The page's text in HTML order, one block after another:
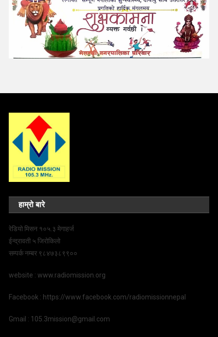
हाम्रो बारे
रेडियो मिसन १०५.३ मेगाहर्ज
ईन्द्रावती ५ जिरोकिलो
सम्पर्क नम्बर ९८४७३८९९००
website : www.radiomission.org
Facebook : https://www.facebook.com/radiomissionnepal
Gmail : 105.3mission@gmail.com